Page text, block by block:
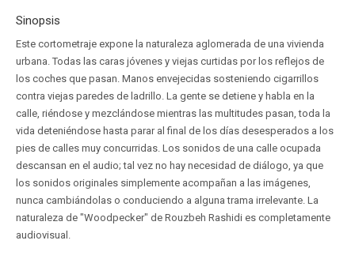
Sinopsis
Este cortometraje expone la naturaleza aglomerada de una vivienda
urbana. Todas las caras jóvenes y viejas curtidas por los reflejos de
los coches que pasan. Manos envejecidas sosteniendo cigarrillos
contra viejas paredes de ladrillo. La gente se detiene y habla en la
calle, riéndose y mezclándose mientras las multitudes pasan, toda la
vida deteniéndose hasta parar al final de los días desesperados a los
pies de calles muy concurridas. Los sonidos de una calle ocupada
descansan en el audio; tal vez no hay necesidad de diálogo, ya que
los sonidos originales simplemente acompañan a las imágenes,
nunca cambiándolas o conduciendo a alguna trama irrelevante. La
naturaleza de "Woodpecker" de Rouzbeh Rashidi es completamente
audiovisual.